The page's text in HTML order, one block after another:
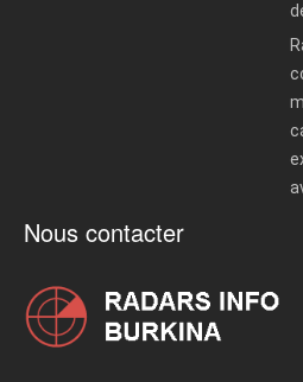
Nous contacter